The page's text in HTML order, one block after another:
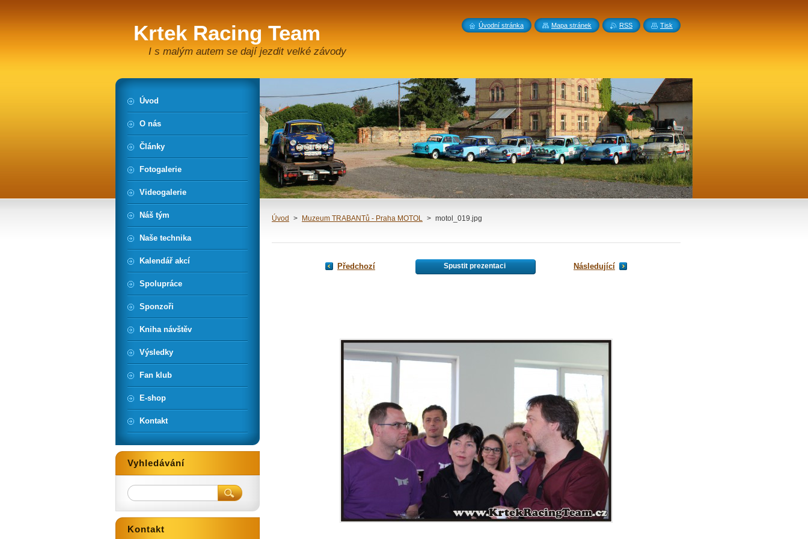
Krtek Racing Team
I s malým autem se dají jezdit velké závody
Úvod > Muzeum TRABANTů - Praha MOTOL > motol_019.jpg
Předchozí Spustit prezentaci Následující
Úvod
O nás
Články
Fotogalerie
Videogalerie
Náš tým
Naše technika
Kalendář akcí
Spolupráce
Sponzoři
Kniha návštěv
Výsledky
Fan klub
E-shop
Kontakt
Vyhledávání
Kontakt
Úvodní stránka Mapa stránek RSS Tisk